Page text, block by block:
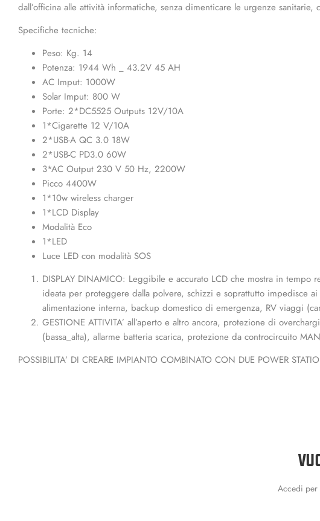
dall’officina alle attività informatiche, senza dimenticare le urgenze
Specifiche tecniche:
Peso: Kg. 14
Potenza: 1944 Wh _ 43.2V 45 AH
AC Imput: 1000W
Solar Imput: 800 W
Porte: 2*DC5525 Outputs 12V/10A
1*Cigarette 12 V/10A
2*USB-A QC 3.0 18W
2*USB-C PD3.0 60W
3*AC Output 230 V 50 Hz, 2200W
Picco 4400W
1*10w wireless charger
1*LCD Display
Modalità Eco
1*LED
Luce LED con modalità SOS
DISPLAY DINAMICO: Leggibile e accurato LCD che mostra in tempo
ideata per proteggere dalla polvere, schizzi e soprattutto impedisce
alimentazione interna, backup domestico di emergenza, RV viaggi
GESTIONE ATTIVITA’ all’aperto e altro ancora, protezione di
(bassa_alta), allarme batteria scarica, protezione da controcircuito
POSSIBILITA’ DI CREARE IMPIANTO COMBINATO CON DUE POWER
Accedi per